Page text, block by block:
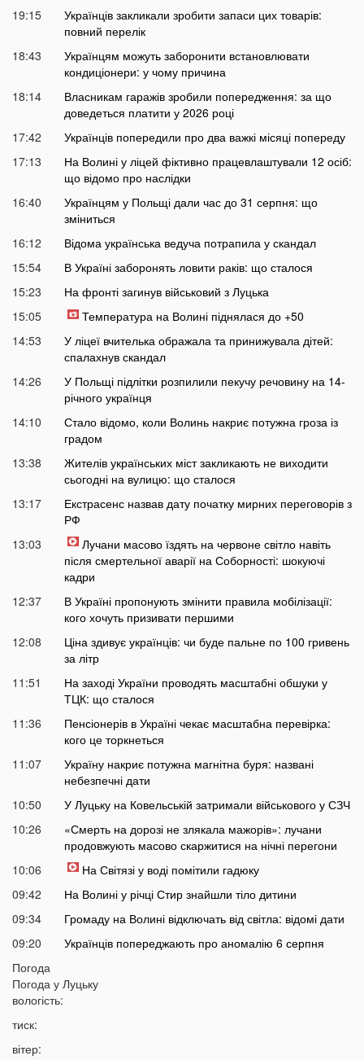
19:15
Українців закликали зробити запаси цих товарів:
повний перелік
18:43
Українцям можуть заборонити встановлювати
кондиціонери: у чому причина
18:14
Власникам гаражів зробили попередження: за що
доведеться платити у 2026 році
17:42
Українців попередили про два важкі місяці попереду
17:13
На Волині у ліцей фіктивно працевлаштували 12 осіб:
що відомо про наслідки
16:40
Українцям у Польщі дали час до 31 серпня: що
зміниться
16:12
Відома українська ведуча потрапила у скандал
15:54
В Україні заборонять ловити раків: що сталося
15:23
На фронті загинув військовий з Луцька
15:05
Температура на Волині піднялася до +50
14:53
У ліцеї вчителька ображала та принижувала дітей:
спалахнув скандал
14:26
У Польщі підлітки розпилили пекучу речовину на 14-
річного українця
14:10
Стало відомо, коли Волинь накриє потужна гроза із
градом
13:38
Жителів українських міст закликають не виходити
сьогодні на вулицю: що сталося
13:17
Екстрасенс назвав дату початку мирних переговорів з
РФ
13:03
Лучани масово їздять на червоне світло навіть
після смертельної аварії на Соборності: шокуючі
кадри
12:37
В Україні пропонують змінити правила мобілізації:
кого хочуть призивати першими
12:08
Ціна здивує українців: чи буде пальне по 100 гривень
за літр
11:51
На заході України проводять масштабні обшуки у
ТЦК: що сталося
11:36
Пенсіонерів в Україні чекає масштабна перевірка:
кого це торкнеться
11:07
Україну накриє потужна магнітна буря: названі
небезпечні дати
10:50
У Луцьку на Ковельській затримали військового у СЗЧ
10:26
«Смерть на дорозі не злякала мажорів»: лучани
продовжують масово скаржитися на нічні перегони
10:06
На Світязі у воді помітили гадюку
09:42
На Волині у річці Стир знайшли тіло дитини
09:34
Громаду на Волині відключать від світла: відомі дати
09:20
Українців попереджають про аномалію 6 серпня
09:05
вважався зниклим безвісти
21:32
Погода
Погода у Луцьку
вологість:
тиск:
вітер: